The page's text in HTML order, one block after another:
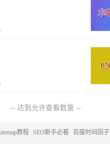
-- 达到允许查看数量 --
教程 SEO新手必看 百度时间因子